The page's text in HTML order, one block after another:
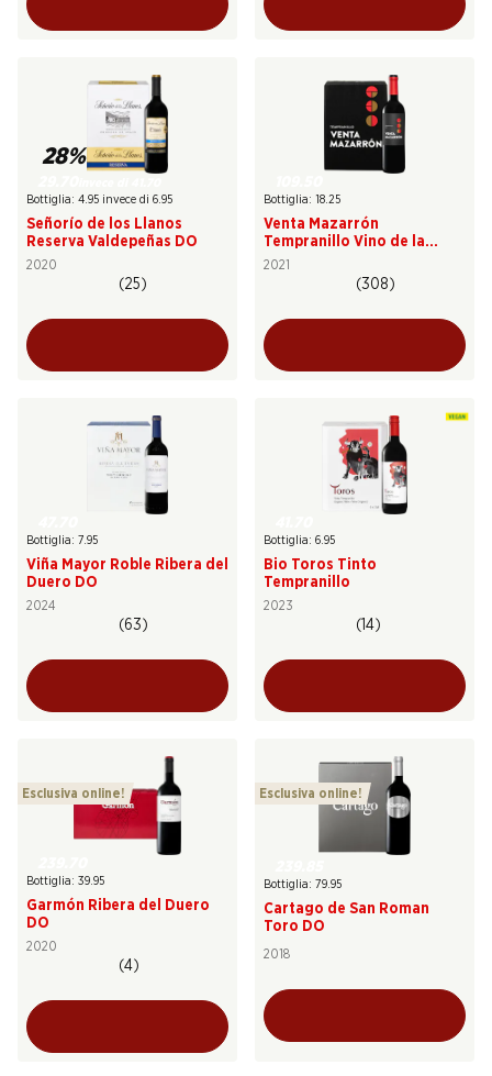
28%
Bottiglia: 4.95 invece di 6.95
Señorío de los Llanos
Reserva Valdepeñas DO
2020
(25)
Bottiglia: 18.25
Venta Mazarrón
Tempranillo Vino de la
Tierra de Castilla y León
2021
(308)
Bottiglia: 7.95
Viña Mayor Roble Ribera del
Duero DO
2024
(63)
Bottiglia: 6.95
Bio Toros Tinto
Tempranillo
2023
(14)
Esclusiva online!
Bottiglia: 39.95
Garmón Ribera del Duero
DO
2020
(4)
Esclusiva online!
Bottiglia: 79.95
Cartago de San Roman
Toro DO
2018